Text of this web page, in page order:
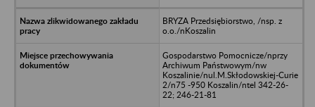
BRYZA Przedsiębiorstwo, /nsp. z
o.o./nKoszalin
Gospodarstwo Pomocnicze/nprzy
Archiwum Państwowym/nw
Koszalinie/nul.M.Skłodowskiej-Curie
2/n75 -950 Koszalin/ntel 342-26-
22; 246-21-81